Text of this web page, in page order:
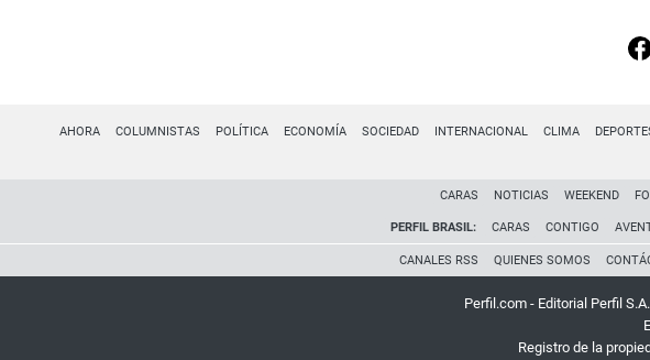
AHORA COLUMNISTAS POLÍTICA ECONOMÍA SOCIEDAD INTERNACIONAL CLIMA
CARAS NOTICIAS WEEKEND
PERFIL BRASIL: CARAS CONTIGO
CANALES RSS QUIENES SOMOS
Perfil.com - Editorial Perfil S.A.
Registro de la